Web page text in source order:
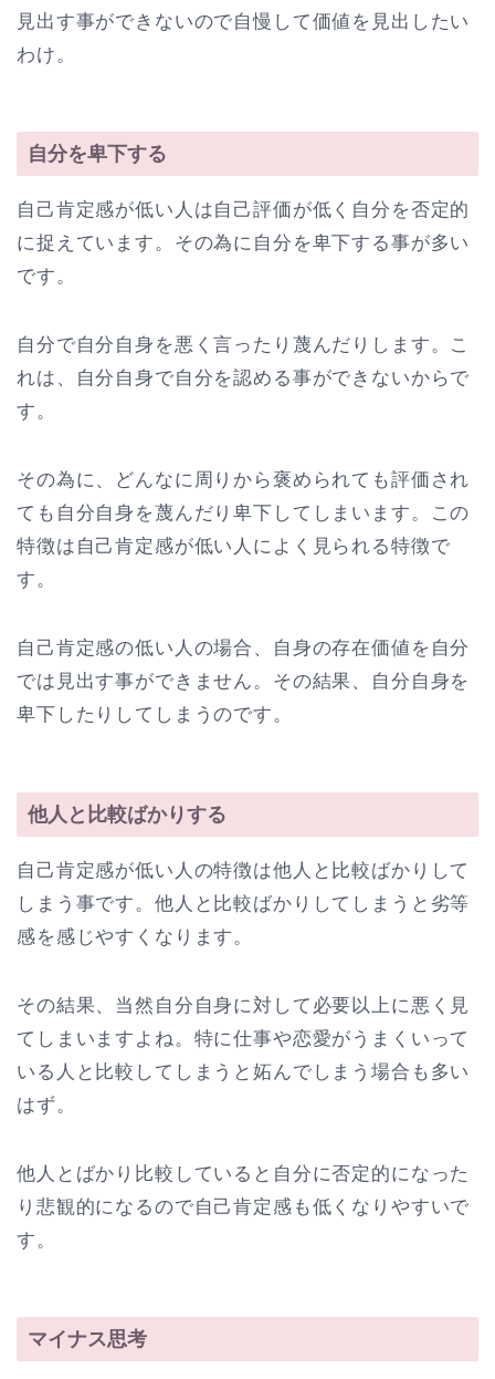
見出す事ができないので自慢して価値を見出したい
わけ。
自分を卑下する
自己肯定感が低い人は自己評価が低く自分を否定的
に捉えています。その為に自分を卑下する事が多い
です。
自分で自分自身を悪く言ったり蔑んだりします。こ
れは、自分自身で自分を認める事ができないからで
す。
その為に、どんなに周りから褒められても評価され
ても自分自身を蔑んだり卑下してしまいます。この
特徴は自己肯定感が低い人によく見られる特徴で
す。
自己肯定感の低い人の場合、自身の存在価値を自分
では見出す事ができません。その結果、自分自身を
卑下したりしてしまうのです。
他人と比較ばかりする
自己肯定感が低い人の特徴は他人と比較ばかりして
しまう事です。他人と比較ばかりしてしまうと劣等
感を感じやすくなります。
その結果、当然自分自身に対して必要以上に悪く見
てしまいますよね。特に仕事や恋愛がうまくいって
いる人と比較してしまうと妬んでしまう場合も多い
はず。
他人とばかり比較していると自分に否定的になった
り悲観的になるので自己肯定感も低くなりやすいで
す。
マイナス思考